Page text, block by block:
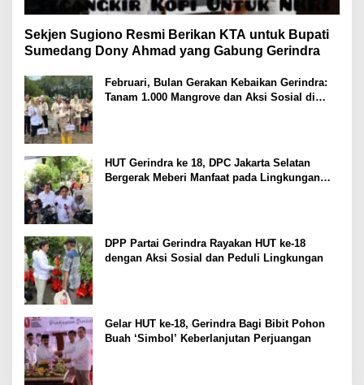
Sekjen Sugiono Resmi Berikan KTA untuk Bupati
Sumedang Dony Ahmad yang Gabung Gerindra
Februari, Bulan Gerakan Kebaikan Gerindra:
Tanam 1.000 Mangrove dan Aksi Sosial di
HUT Gerindra ke 18, DPC Jakarta Selatan
Bergerak Meberi Manfaat pada Lingkungan
DPP Partai Gerindra Rayakan HUT ke-18
dengan Aksi Sosial dan Peduli Lingkungan
Gelar HUT ke-18, Gerindra Bagi Bibit Pohon
Buah ‘Simbol’ Keberlanjutan Perjuangan